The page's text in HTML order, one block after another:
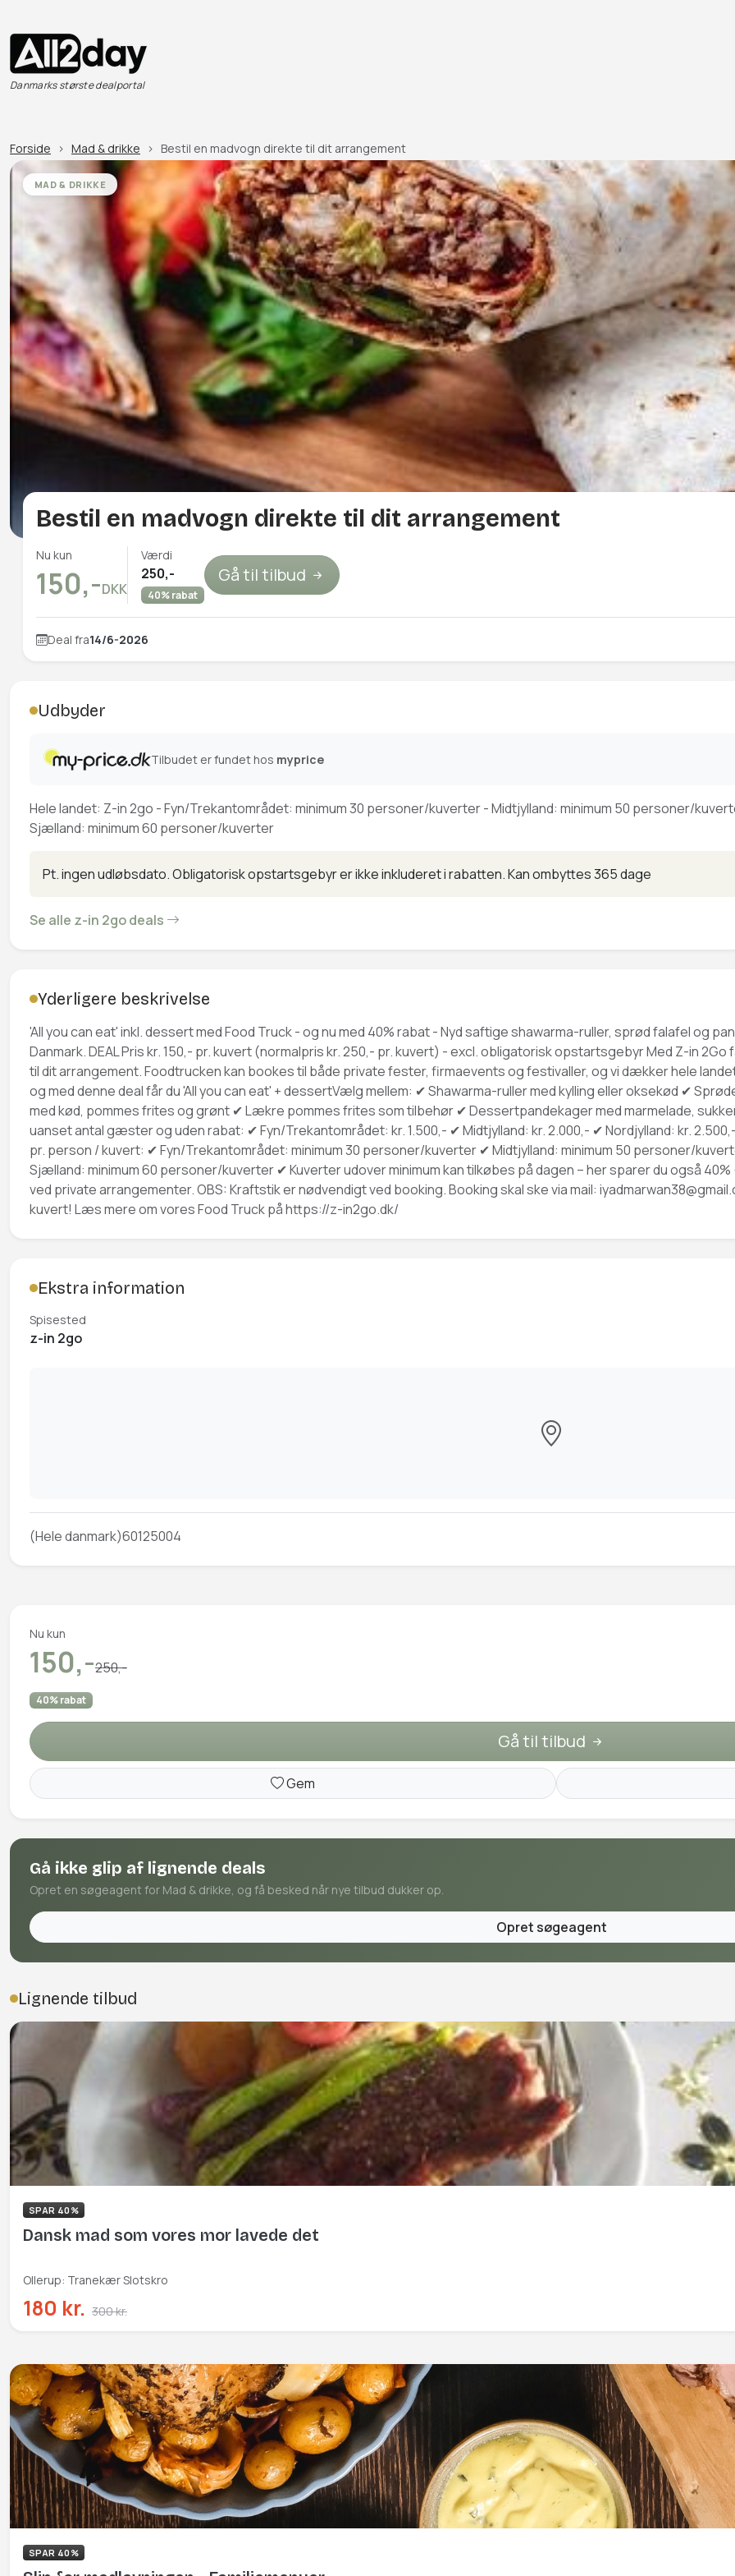
Danmarks største dealportal
Forside Mad & drikke Bestil en madvogn direkte til dit arrangement
MAD & DRIKKE
Bestil en madvogn direkte til dit arrangement
Nu kun
150,-DKK
Værdi
250,-
40% rabat
Gå til tilbud
Deal fra14/6-2026
Udbyder
Tilbudet er fundet hos myprice
Hele landet: Z-in 2go - Fyn/Trekantområdet: minimum 30 personer/kuverter - Midtjylland: minimum 50 personer/
Sjælland: minimum 60 personer/kuverter
Pt. ingen udløbsdato. Obligatorisk opstartsgebyr er ikke inkluderet i rabatten.Kan ombyttes 365 dage
Se alle z-in 2go deals
Yderligere beskrivelse
'All you can eat' inkl. dessert med Food Truck - og nu med 40% rabat - Nyd saftige shawarma-ruller, sprød falafel og
Danmark. DEAL Pris kr. 150,- pr. kuvert (normalpris kr. 250,- pr. kuvert) - excl. obligatorisk opstartsgebyr Med Z-in
til dit arrangement. Foodtrucken kan bookes til både private fester, firmaevents og festivaller, og vi dækker hele
og med denne deal får du 'All you can eat' + dessertVælg mellem: ✔ Shawarma-ruller med kylling eller oksekød ✔
med kød, pommes frites og grønt ✔ Lækre pommes frites som tilbehør ✔ Dessertpandekager med marmelade,
uanset antal gæster og uden rabat: ✔ Fyn/Trekantområdet: kr. 1.500,- ✔ Midtjylland: kr. 2.000,- ✔ Nordjylland: kr.
pr. person / kuvert: ✔ Fyn/Trekantområdet: minimum 30 personer/kuverter ✔ Midtjylland: minimum 50 personer/
Sjælland: minimum 60 personer/kuverter ✔ Kuverter udover minimum kan tilkøbes på dagen – her sparer du også
ved private arrangementer. OBS: Kraftstik er nødvendigt ved booking. Booking skal ske via mail:
kuvert! Læs mere om vores Food Truck på https://z-in2go.dk/
Ekstra information
Spisested
z-in 2go
(Hele danmark)60125004
Nu kun
150,-250,-
40% rabat
Gå til tilbud
Gem
Gå ikke glip af lignende deals
Opret en søgeagent for Mad & drikke, og få besked når nye tilbud dukker op.
Opret søgeagent
Lignende tilbud
SPAR 40%
Dansk mad som vores mor lavede det
Ollerup: Tranekær Slotskro
180 kr. 300 kr.
SPAR 40%